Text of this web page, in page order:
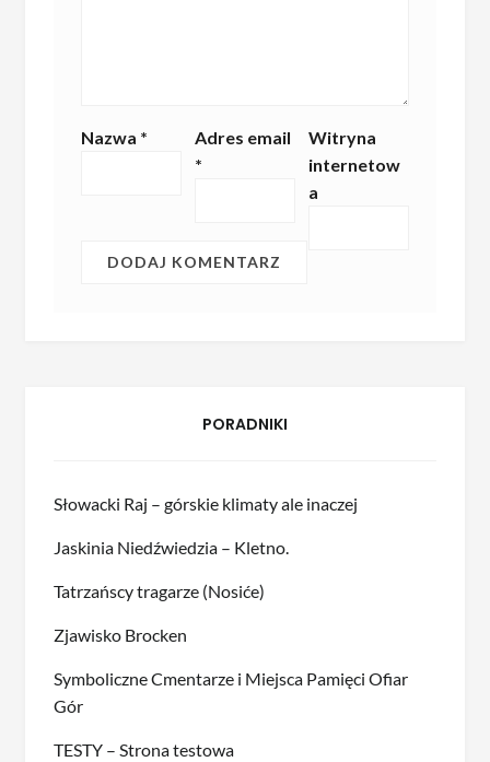
Nazwa *
Adres email
*
Witryna
internetow
a
PORADNIKI
Słowacki Raj – górskie klimaty ale inaczej
Jaskinia Niedźwiedzia – Kletno.
Tatrzańscy tragarze (Nosiće)
Zjawisko Brocken
Symboliczne Cmentarze i Miejsca Pamięci Ofiar
Gór
TESTY – Strona testowa